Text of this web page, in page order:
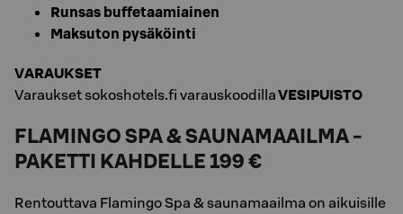
Runsas buffetaamiainen
Maksuton pysäköinti
VARAUKSET
Varaukset sokoshotels.fi varauskoodillaVESIPUISTO
FLAMINGO SPA & SAUNAMAAILMA -
PAKETTI KAHDELLE 199 €
Rentouttava Flamingo Spa & saunamaailma on aikuisille